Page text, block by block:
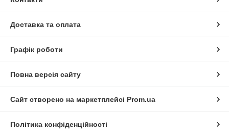
Доставка та оплата
Графік роботи
Повна версія сайту
Сайт створено на маркетплейсі Prom.ua
Політика конфіденційності